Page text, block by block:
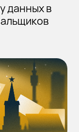
данных в